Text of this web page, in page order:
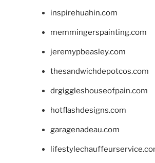
inspirehuahin.com
memmingerspainting.com
jeremypbeasley.com
thesandwichdepotcos.com
drgiggleshouseofpain.com
hotflashdesigns.com
garagenadeau.com